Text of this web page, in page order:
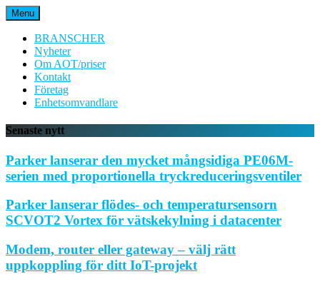
Hoppa
till
innehåll
Menu
BRANSCHER
Nyheter
Om AOT/priser
Kontakt
Företag
Enhetsomvandlare
Senaste nytt
Parker lanserar den mycket mångsidiga PE06M-
serien med proportionella tryckreduceringsventiler
Parker lanserar flödes- och temperatursensorn
SCVOT2 Vortex för vätskekylning i datacenter
Modem, router eller gateway – välj rätt
uppkoppling för ditt IoT-projekt